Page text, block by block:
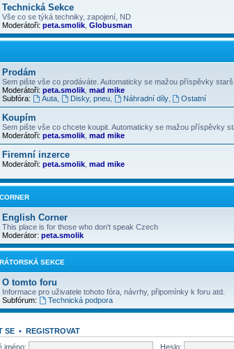
Technická Sekce
Vše co se týká techniky, zapojení, ND
Moderátoři: peta.smolik Globusman
Prodám
Sem pište vše co prodáváte. Automaticky se mažou příspěvky
Moderátoři: peta.smolik mad mike
Subfóra:
Auta, Disky, pneu, Náhradní díly, Ostatní
Koupím
Sem pište vše co chcete koupit. Automaticky se mažou příspěvky
Moderátoři: peta.smolik mad mike
Firemní inzerce
Moderátoři: peta.smolik mad mike
English Corner
This place is for those who don't speak Czech
Moderátor: peta.smolik
SEKCE
O tomto foru
Informace pro uživatele tohoto fóra, návrhy, připomínky k foru atd.
Subfórum:
Technická podpora
SE • REGISTROVAT
jméno:
Heslo: